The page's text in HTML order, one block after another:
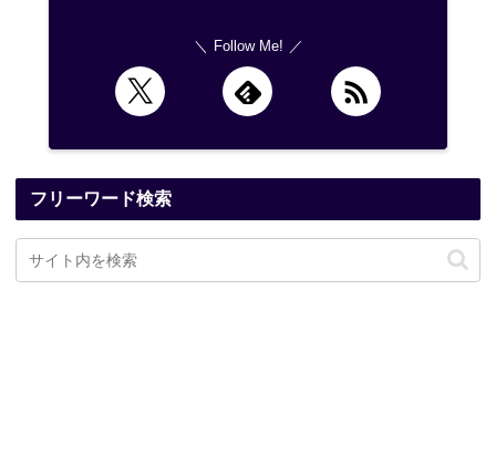
Follow Me!
フリーワード検索